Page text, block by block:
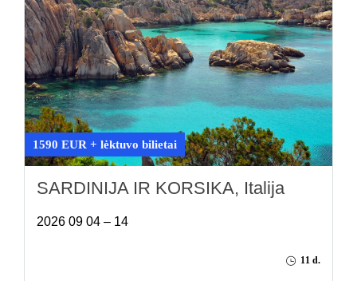
1590 EUR + lėktuvo bilietai
SARDINIJA IR KORSIKA, Italija
2026 09 04 – 14
11 d.